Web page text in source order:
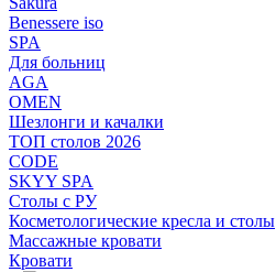
Benessere iso
SPA
Для больниц
AGA
OMEN
Шезлонги и качалки
ТОП столов 2026
CODE
SKYY SPA
Столы с РУ
Косметологические кресла и столы
Массажные кровати
Кровати